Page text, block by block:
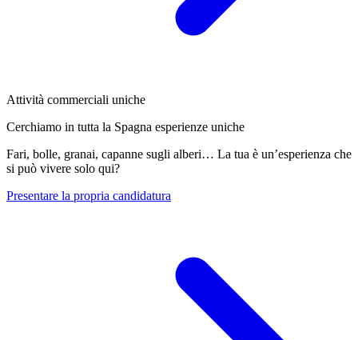
Attività commerciali uniche
Cerchiamo in tutta la Spagna esperienze uniche
Fari, bolle, granai, capanne sugli alberi… La tua è un’esperienza che
si può vivere solo qui?
Presentare la propria candidatura